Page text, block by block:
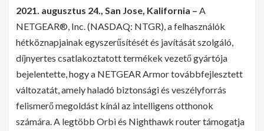
2021. augusztus 24., San Jose, Kalifornia – A
NETGEAR®, Inc. (NASDAQ: NTGR), a felhasználók
hétköznapjainak egyszerűsítését és javítását szolgáló,
díjnyertes csatlakoztatott termékek vezető gyártója
bejelentette, hogy a NETGEAR Armor továbbfejlesztett
változatát, amely haladó biztonsági és veszélyforrás
felismerő megoldást kínál az intelligens otthonok
számára. A legtöbb Orbi és Nighthawk router támogatja